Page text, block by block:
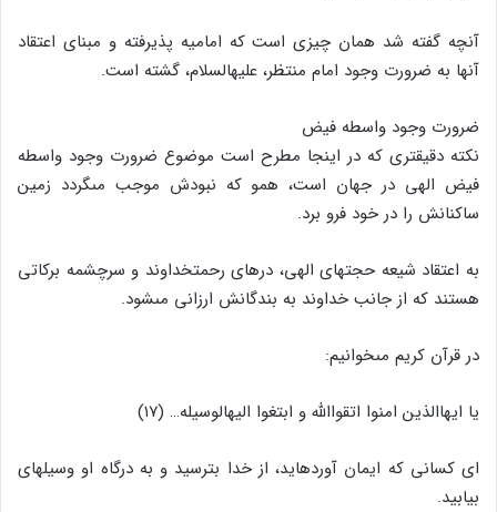
آنچه گفته شد همان چیزى است که امامیه پذیرفته و مبناى اعتقاد
آنها به ضرورت وجود امام منتظر، علیه‏السلام، گشته است.
ضرورت وجود واسطه فیض
نکته دقیقترى که در اینجا مطرح است موضوع ضرورت وجود واسطه
فیض الهى در جهان است، همو که نبودش موجب مى‏گردد زمین
ساکنانش را در خود فرو برد.
به اعتقاد شیعه حجتهاى الهى، درهاى رحمت‏خداوند و سرچشمه برکاتى
هستند که از جانب خداوند به بندگانش ارزانى مى‏شود.
در قرآن کریم مى‏خوانیم:
یا ایهاالذین امنوا اتقواالله و ابتغوا الیه‏الوسیله… (۱۷)
اى کسانى که ایمان آورده‏اید، از خدا بترسید و به درگاه او وسیله‏اى
بیابید.